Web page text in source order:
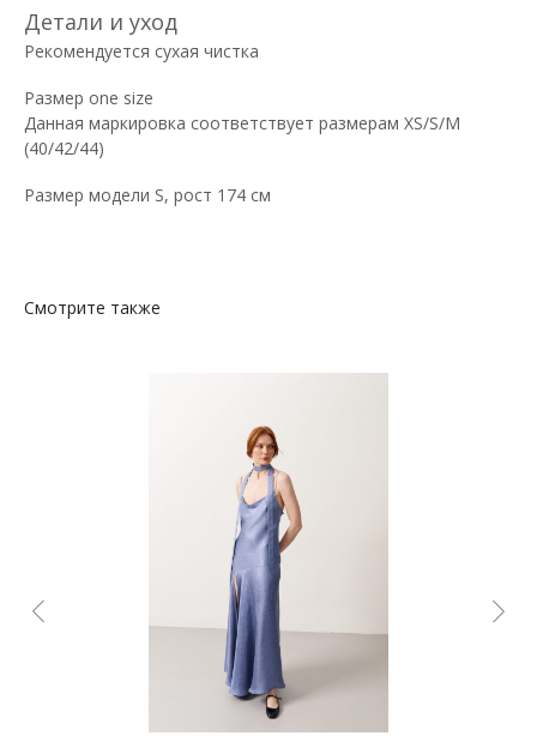
Детали и уход
Рекомендуется сухая чистка
Размер one size
Данная маркировка соответствует размерам XS/S/M
(40/42/44)
Размер модели S, рост 174 см
Смотрите также